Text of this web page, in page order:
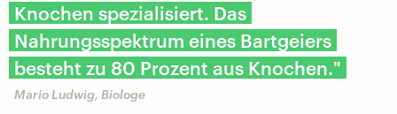
Knochen spezialisiert. Das
Nahrungsspektrum eines Bartgeiers
besteht zu 80 Prozent aus Knochen."
Mario Ludwig, Biologe